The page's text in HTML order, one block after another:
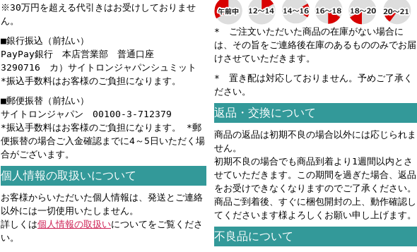
※30万円を超える代引きはお受けしておりませ
ん。
■銀行振込（前払い）
PayPay銀行 本店営業部 普通口座
3290716 カ）サイトロンジャパンシュミット
*振込手数料はお客様のご負担になります。
■郵便振替（前払い）
サイトロンジャパン 00100-3-712379
*振込手数料はお客様のご負担になります。 *郵
便振替の場合ご入金確認までに4～5日いただく場
合がございます。
個人情報の取扱いについて
お客様からいただいた個人情報は、発送とご連絡
以外には一切使用いたしません。
詳しくは個人情報の取扱いについてをご覧くださ
い。
* ご注文いただいた商品の在庫がない場合に
は、その旨をご連絡後在庫のあるもののみでお届
けさせていただきます。
* 置き配は対応しておりません。予めご了承く
ださい。
返品・交換について
商品の返品は初期不良の場合以外には応じられま
せん。
初期不良の場合でも商品到着より1週間以内とさ
せていただきます。この期間を過ぎた場合、返品
をお受けできなくなりますのでご了承ください。
商品ご到着後、すぐに梱包開封の上、動作確認し
てくださいます様よろしくお願い申し上げます。
不良品について